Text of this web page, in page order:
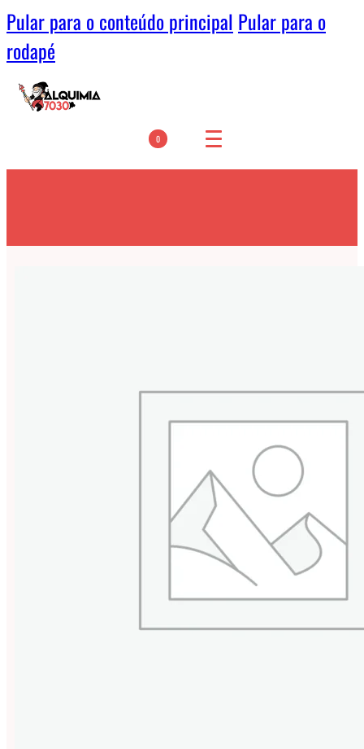
Pular para o conteúdo principal Pular para o
rodapé
0